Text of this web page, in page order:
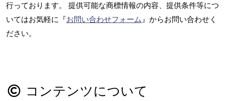
行っております。 提供可能な商標情報の内容、提供条件等につ
いてはお気軽に『お問い合わせフォーム』からお問い合わせく
ださい。
コンテンツについて